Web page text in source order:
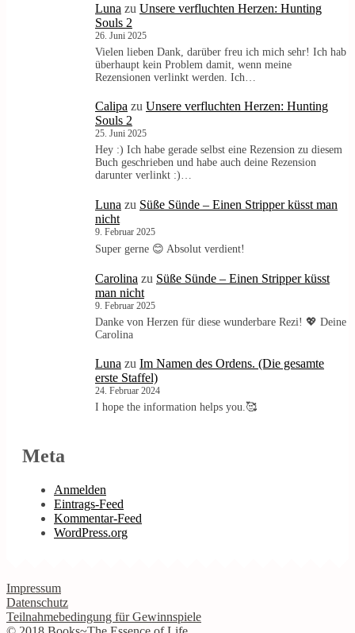
Luna zu Unsere verfluchten Herzen: Hunting
Souls 2
26. Juni 2025
Vielen lieben Dank, darüber freu ich mich sehr! Ich hab
überhaupt kein Problem damit, wenn meine
Rezensionen verlinkt werden. Ich…
Calipa zu Unsere verfluchten Herzen: Hunting
Souls 2
25. Juni 2025
Hey :) Ich habe gerade selbst eine Rezension zu diesem
Buch geschrieben und habe auch deine Rezension
darunter verlinkt :)…
Luna zu Süße Sünde – Einen Stripper küsst man
nicht
9. Februar 2025
Super gerne 😊 Absolut verdient!
Carolina zu Süße Sünde – Einen Stripper küsst
man nicht
9. Februar 2025
Danke von Herzen für diese wunderbare Rezi! 💖 Deine
Carolina
Luna zu Im Namen des Ordens. (Die gesamte
erste Staffel)
24. Februar 2024
I hope the information helps you.🥰
Meta
Anmelden
Eintrags-Feed
Kommentar-Feed
WordPress.org
Impressum
Datenschutz
Teilnahmebedingung für Gewinnspiele